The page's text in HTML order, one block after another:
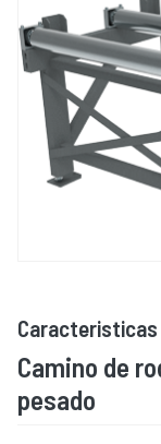
Caracteristicas
Camino de
pesado